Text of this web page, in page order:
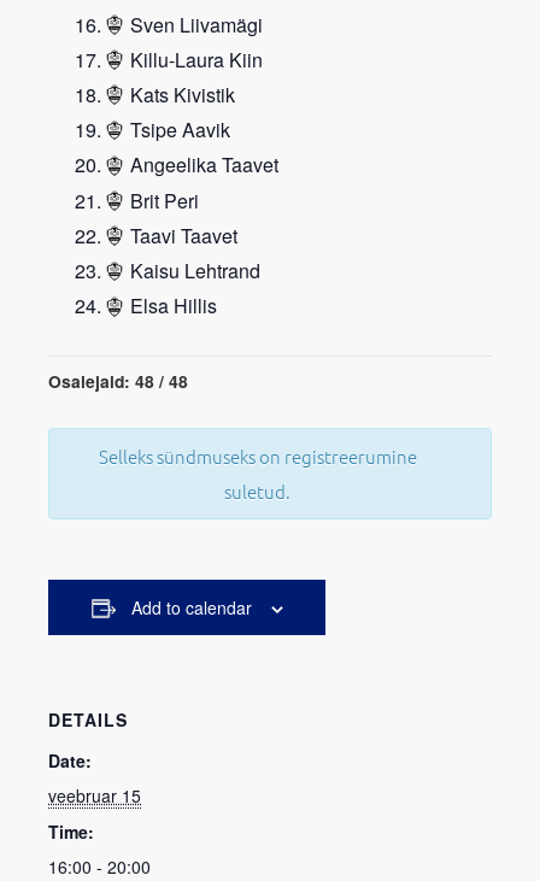
Sven Liivamägi
Killu-Laura Kiin
Kats Kivistik
Tsipe Aavik
Angeelika Taavet
Brit Peri
Taavi Taavet
Kaisu Lehtrand
Elsa Hillis
Osalejaid: 48 / 48
Selleks sündmuseks on registreerumine
suletud.
Add to calendar
DETAILS
Date:
veebruar 15
Time:
16:00 - 20:00